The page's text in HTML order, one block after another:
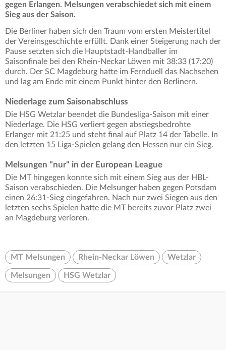
gegen Erlangen. Melsungen verabschiedet sich mit einem
Sieg aus der Saison.
Die Berliner haben sich den Traum vom ersten Meistertitel
der Vereinsgeschichte erfüllt. Dank einer Steigerung nach der
Pause setzten sich die Hauptstadt-Handballer im
Saisonfinale bei den Rhein-Neckar Löwen mit 38:33 (17:20)
durch. Der SC Magdeburg hatte im Fernduell das Nachsehen
und lag am Ende mit einem Punkt hinter den Berlinern.
Niederlage zum Saisonabschluss
Die HSG Wetzlar beendet die Bundesliga-Saison mit einer
Niederlage. Die HSG verliert gegen abstiegsbedrohte
Erlanger mit 21:25 und steht final auf Platz 14 der Tabelle. In
den letzten 15 Liga-Spielen gelang den Hessen nur ein Sieg.
Melsungen "nur" in der European League
Die MT hingegen konnte sich mit einem Sieg aus der HBL-
Saison verabschieden. Die Melsunger haben gegen Potsdam
einen 26:31-Sieg eingefahren. Nach nur zwei Siegen aus den
letzten sechs Spielen hatte die MT bereits zuvor Platz zwei
an Magdeburg verloren.
MT Melsungen Rhein-Neckar Löwen Wetzlar
Melsungen HSG Wetzlar